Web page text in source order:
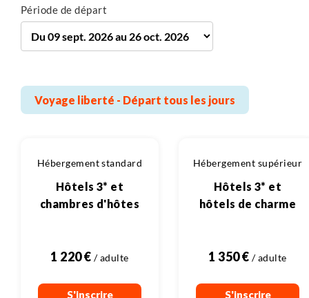
Plus de détails
Vélo
Plus de détails
Période de départ
Voyage liberté - Départ tous les jours
Hébergement standard
Hôtels 3* et
chambres d'hôtes
1 220 €
S'inscrire
Hébergement supérieur
Hôtels 3* et
hôtels de charme
1 350 €
S'inscrire